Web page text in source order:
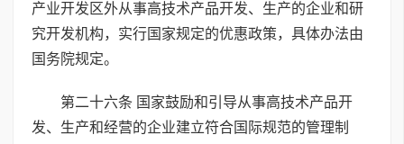
产业开发区外从事高技术产品开发、生产的企业和研
究开发机构，实行国家规定的优惠政策，具体办法由
国务院规定。
第二十六条 国家鼓励和引导从事高技术产品开
发、生产和经营的企业建立符合国际规范的管理制